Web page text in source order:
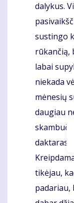
dalykus.
sustingo
rūkančią,
labai
niekada
mėnesių
daugiau
daktaras
tikėjau,
padariau,